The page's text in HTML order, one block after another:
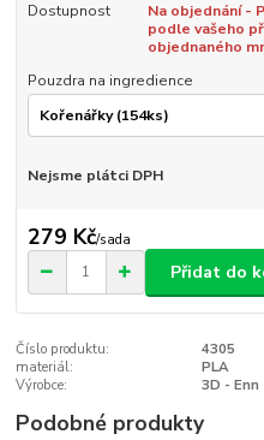
Dostupnost
Na objednání -
podle vašeho
objednaného
Pouzdra na ingredience
Nejsme plátci DPH
279 Kč/sada
Přidat do
Číslo produktu:
4305
materiál:
PLA
Výrobce:
3D - Enn
Podobné produkty